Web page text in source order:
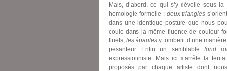
Mais, d’abord, ce qui s’y dévoile sous
homologie formelle : deux triangles
dans une identique posture que nous
coule dans la même fluence de couleur
fluets, les épaulesy tombent d’une
pesanteur. Enfin un semblable fond
expressionniste. Mais ici s’arrête la
proposés par chaque artiste dont